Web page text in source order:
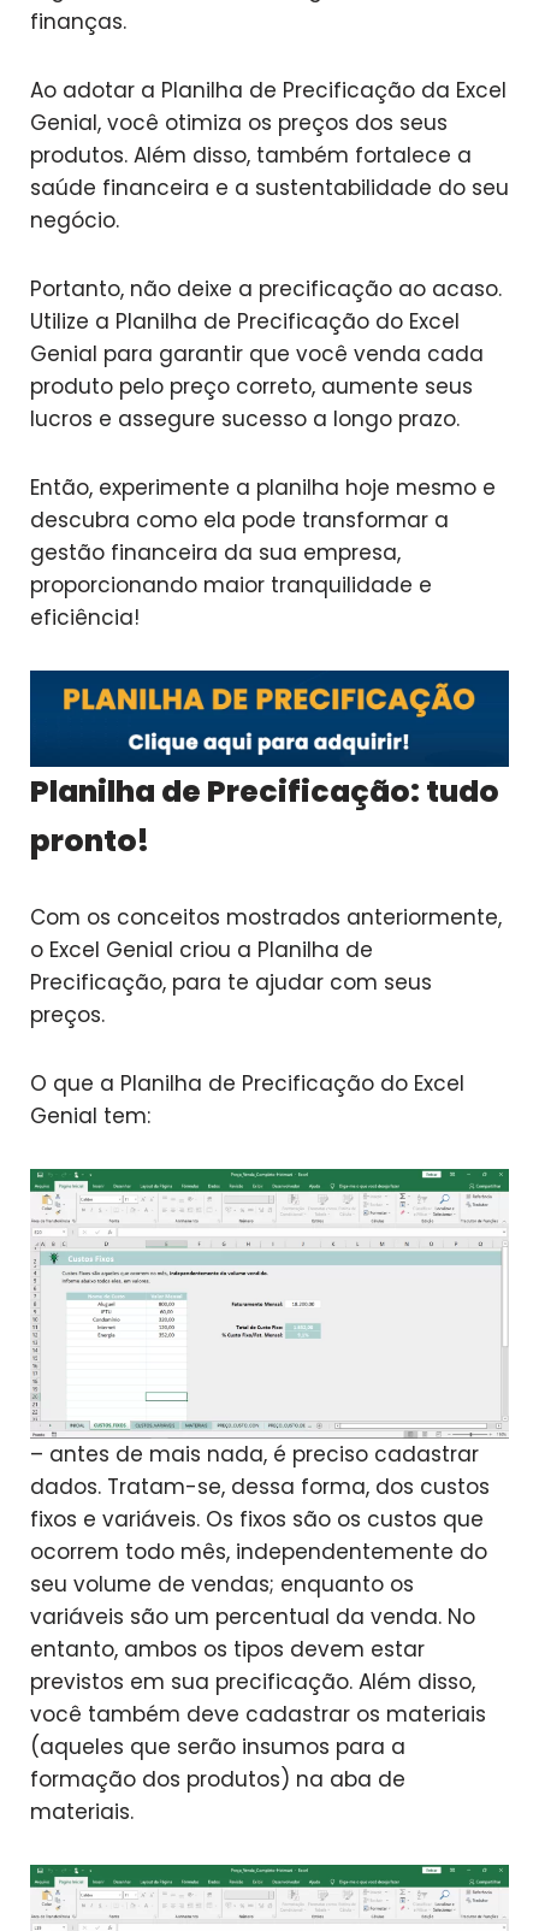
finanças.
Ao adotar a Planilha de Precificação da Excel
Genial, você otimiza os preços dos seus
produtos. Além disso, também fortalece a
saúde financeira e a sustentabilidade do seu
negócio.
Portanto, não deixe a precificação ao acaso.
Utilize a Planilha de Precificação do Excel
Genial para garantir que você venda cada
produto pelo preço correto, aumente seus
lucros e assegure sucesso a longo prazo.
Então, experimente a planilha hoje mesmo e
descubra como ela pode transformar a
gestão financeira da sua empresa,
proporcionando maior tranquilidade e
eficiência!
Planilha de Precificação: tudo
pronto!
Com os conceitos mostrados anteriormente,
o Excel Genial criou a Planilha de
Precificação, para te ajudar com seus
preços.
O que a Planilha de Precificação do Excel
Genial tem:
– antes de mais nada, é preciso cadastrar
dados. Tratam-se, dessa forma, dos custos
fixos e variáveis. Os fixos são os custos que
ocorrem todo mês, independentemente do
seu volume de vendas; enquanto os
variáveis são um percentual da venda. No
entanto, ambos os tipos devem estar
previstos em sua precificação. Além disso,
você também deve cadastrar os materiais
(aqueles que serão insumos para a
formação dos produtos) na aba de
materiais.